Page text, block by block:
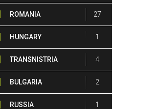
ROMANIA 27
HUNGARY 1
TRANSNISTRIA 4
BULGARIA 2
RUSSIA 1